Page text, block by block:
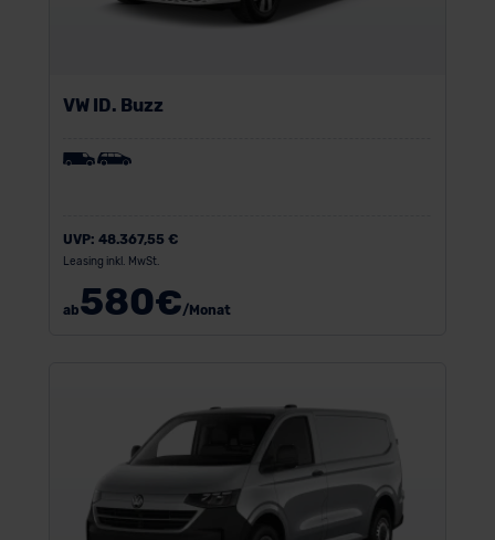
VW ID. Buzz
UVP: 48.367,55 €
Leasing inkl. MwSt.
ab580€/Monat